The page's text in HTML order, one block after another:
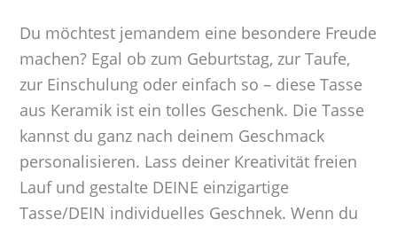
Du möchtest jemandem eine besondere Freude
machen? Egal ob zum Geburtstag, zur Taufe,
zur Einschulung oder einfach so – diese Tasse
aus Keramik ist ein tolles Geschenk. Die Tasse
kannst du ganz nach deinem Geschmack
personalisieren. Lass deiner Kreativität freien
Lauf und gestalte DEINE einzigartige
Tasse/DEIN individuelles Geschnek. Wenn du